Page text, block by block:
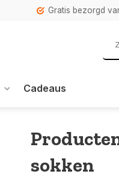
Gratis bezorgd
Cadeaus
sokken